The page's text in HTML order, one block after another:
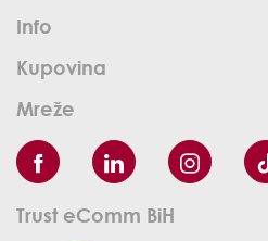
Info
Kupovina
Mreže
Trust eComm BiH